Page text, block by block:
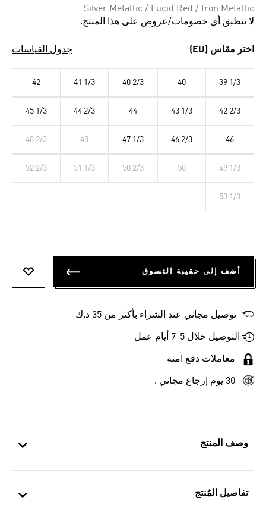
وصف المنتج
تفاصيل المُنتج
Silver Metallic / Lucid Red / Iron Metallic
لا تنطبق أي خصومات/عروض على هذا المنتج.
اختر مقاس (EU) جدول القياسات
39 1/3
40
40 2/3
41 1/3
42
42 2/3
43 1/3
44
44 2/3
45 1/3
46
46 2/3
47 1/3
48
48 2/3
49 1/3
50
50 2/3
51 1/3
52 2/3
53 1/3
أضف إلى حقيبة التسوق
توصيل مجاني عند الشراء بأكثر من 35 د.ك
التوصيل خلال 5-7 أيام عمل
معاملات دفع آمنة